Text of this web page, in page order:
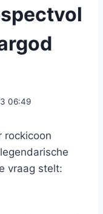
06:49
rockicoon
vraag stelt: